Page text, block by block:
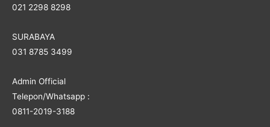
021 2298 8298
SURABAYA
031 8785 3499
Admin Official
Telepon/Whatsapp :
0811-2019-3188